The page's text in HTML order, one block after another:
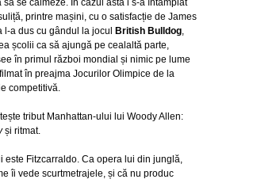
se calmeze. În cazul ăsta i s-a întâmplat
printre mașini, cu o satisfacție de James
a dus cu gândul la jocul
British Bulldog,
școlii ca să ajungă pe cealaltă parte,
în primul război mondial și nimic pe lume
în preajma Jocurilor Olimpice de la
competitivă.
tribut Manhattan-ului lui Woody Allen:
și ritmat.
este Fitzcarraldo. Ca opera lui din junglă,
îi vede scurtmetrajele, și că nu produc